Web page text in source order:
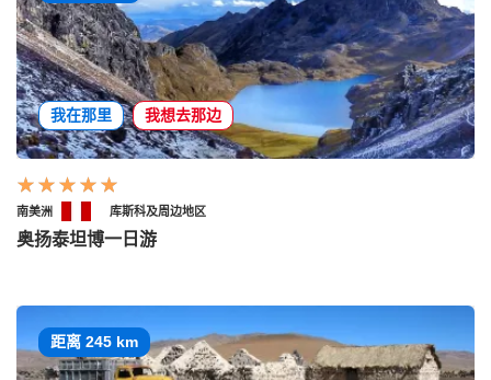
我在那里 我想去那边
南美洲 库斯科及周边地区
奥扬泰坦博一日游
距离 245 km